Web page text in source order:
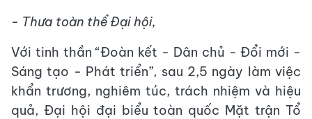
- Thưa toàn thể Đại hội,
Với tinh thần “Đoàn kết - Dân chủ - Đổi mới -
Sáng tạo - Phát triển”, sau 2,5 ngày làm việc
khẩn trương, nghiêm túc, trách nhiệm và hiệu
quả, Đại hội đại biểu toàn quốc Mặt trận Tổ